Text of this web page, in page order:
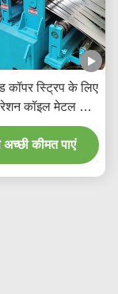
कॉपर स्ट्रिप के लिए
कॉइल मेटल शीट
जो 200 मीटर/
पर चल सकती है
कीमत पाएं